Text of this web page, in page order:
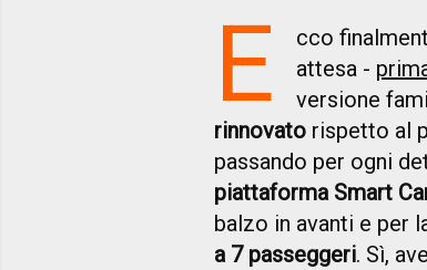
E cco
attesa -
versione
rinnovato rispetto al
passando per ogni
piattaforma Smart
balzo in avanti e per
a 7 passeggeri. Sì,